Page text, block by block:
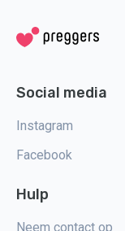
Social media
Instagram
Facebook
Hulp
Neem contact op